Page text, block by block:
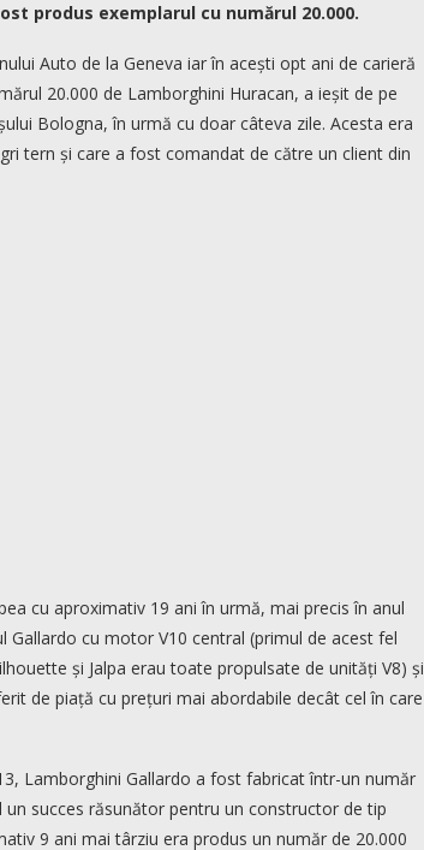
produs exemplarul cu numărul 20.000.
Auto de la Geneva iar în acești opt ani de carieră
20.000 de Lamborghini Huracan, a ieșit de pe
Bologna, în urmă cu doar câteva zile. Acesta era
tern și care a fost comandat de către un client din
cu aproximativ 19 ani în urmă, mai precis în anul
cu motor V10 central (primul de acest fel
și Jalpa erau toate propulsate de unități V8) și
de piață cu prețuri mai abordabile decât cel în care
Lamborghini Gallardo a fost fabricat într-un număr
succes răsunător pentru un constructor de tip
9 ani mai târziu era produs un număr de 20.000